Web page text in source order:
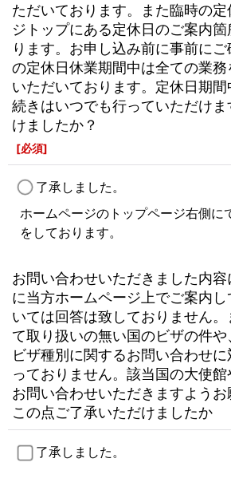
ただいております。また臨時の
ジトップにある定休日のご案内
ります。お申し込み前に事前に
の定休日休業期間中は全ての業
いただいております。定休日期
続きはいつでも行っていただけ
けましたか？
[必須]
了承しました。
ホームページのトップページ右側に
をしております。
お問い合わせいただきました内
に当方ホームページ上でご案内
いては回答は致しておりません
て取り扱いの無い国のビザの件
ビザ種別に関するお問い合わせ
っておりません。該当国の大使
お問い合わせいただきますようお
この点ご了承いただけましたか
了承しました。